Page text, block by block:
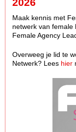
Maak kennis met
netwerk van female
Female Agency
Overweeg je lid te
Netwerk? Lees hier